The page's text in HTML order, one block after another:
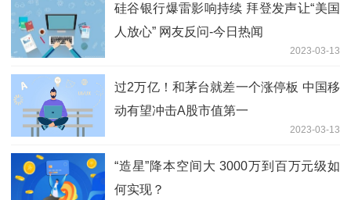
硅谷银行爆雷影响持续 拜登发声让“美国
人放心” 网友反问-今日热闻
2023-03-13
过2万亿！和茅台就差一个涨停板 中国移
动有望冲击A股市值第一
2023-03-13
“造星”降本空间大 3000万到百万元级如
何实现？